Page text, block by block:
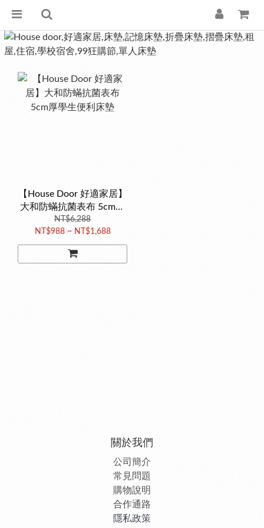
【House Door 好適家居】
大和防蟎抗菌表布 5cm厚
學生便利床墊
NT$6,288
NT$988 ~ NT$1,688
關於我們
公司簡介
常見問題
購物說明
合作通路
隱私政策